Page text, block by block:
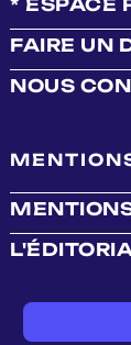
* ESPACE
FAIRE UN
NOUS